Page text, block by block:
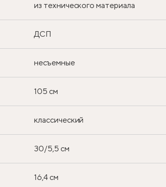
из технического материала
ДСП
несъемные
105 см
классический
30/5,5 см
16,4 см